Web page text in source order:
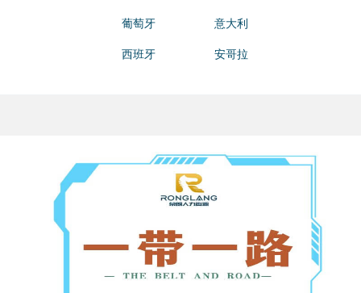
葡萄牙 意大利
西班牙 安哥拉